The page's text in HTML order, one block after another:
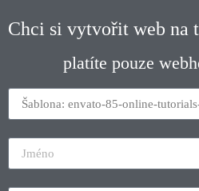
Chci si vytvořit web na
platíte pouze